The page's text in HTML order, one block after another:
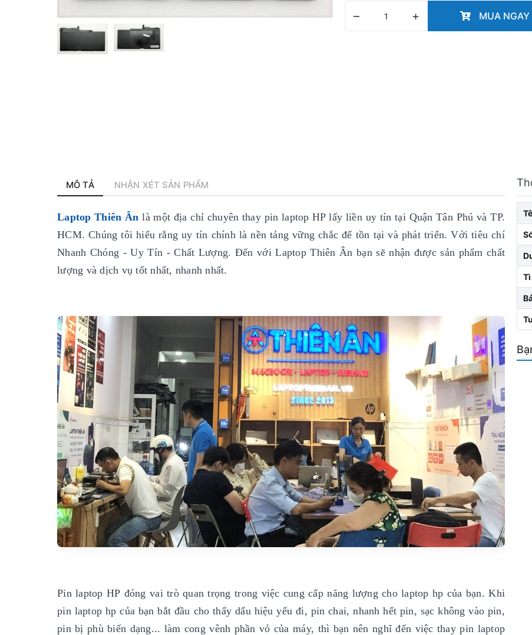
– + MUA NGAY
MÔ TẢ NHẬN XÉT SẢN PHẨM
Laptop Thiên Ân là một địa chỉ chuyên thay pin laptop HP lấy liền uy tín tại Quận Tân Phú và TP.
HCM. Chúng tôi hiểu rằng uy tín chính là nền tảng vững chắc để tồn tại và phát triển. Với tiêu chí
Nhanh Chóng - Uy Tín - Chất Lượng. Đến với Laptop Thiên Ân bạn sẽ nhận được sản phẩm chất
lượng và dịch vụ tốt nhất, nhanh nhất.
Pin laptop HP đóng vai trò quan trọng trong việc cung cấp năng lượng cho laptop hp của bạn. Khi
pin laptop hp của bạn bắt đầu cho thấy dấu hiệu yếu đi, pin chai, nhanh hết pin, sạc không vào pin,
pin bị phù biến dạng... làm cong vênh phần vỏ của máy, thì bạn nên nghĩ đến việc thay pin laptop